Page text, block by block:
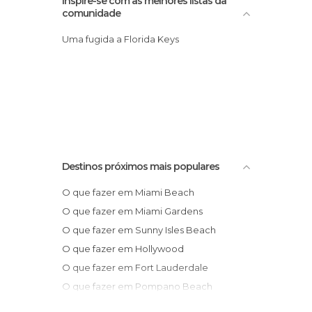
comunidade
Uma fugida a Florida Keys
Destinos próximos mais populares
O que fazer em Miami Beach
O que fazer em Miami Gardens
O que fazer em Sunny Isles Beach
O que fazer em Hollywood
O que fazer em Fort Lauderdale
O que fazer em Pompano Beach